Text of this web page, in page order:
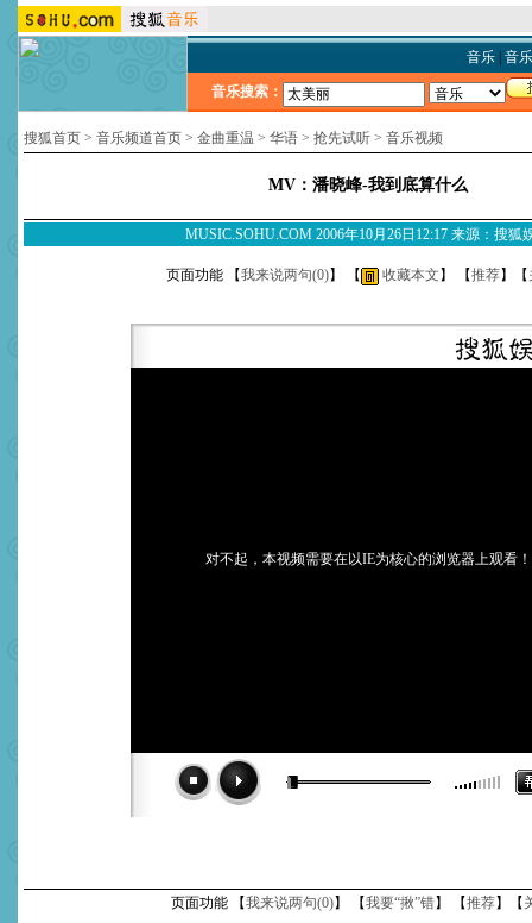
音乐| 音
音乐搜索：
搜狐首页 > 音乐频道首页 > 金曲重温 > 华语 > 抢先试听 > 音乐视频
MV：潘晓峰-我到底算什么
MUSIC.SOHU.COM 2006年10月26日12:17 来源：搜狐
页面功能 【我来说两句(0)】 【 收藏本文 】 【推荐】【
对不起，本视频需要在以IE为核心的浏览器上观看！
页面功能 【我来说两句(0)】 【我要“揪”错】 【推荐】【